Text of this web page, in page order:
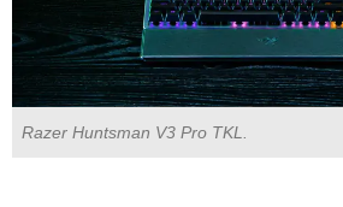
Razer Huntsman V3 Pro TKL.